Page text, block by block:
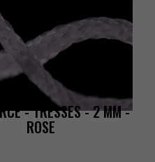
TRESSES-2MM-
ROSE